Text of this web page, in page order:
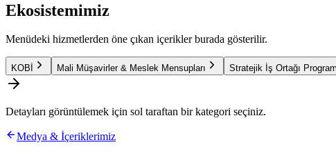
Ekosistemimiz
Menüdeki hizmetlerden öne çıkan içerikler burada gösterilir.
KOBİ Mali Müşavirler & Meslek Mensupları Stratejik İş Ortağı
Detayları görüntülemek için sol taraftan bir kategori seçiniz.
Medya & İçeriklerimiz